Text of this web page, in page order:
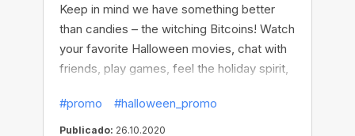
Keep in mind we have something better
than candies – the witching Bitcoins! Watch
your favorite Halloween movies, chat with
friends, play games, feel the holiday spirit,
the treats right away and have a frightfully
fun Halloween!
#promo #halloween_promo
Publicado: 26.10.2020